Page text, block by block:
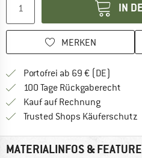
IN
MERKEN
Portofrei ab 69 € (DE)
100 Tage Rückgaberecht
Kauf auf RechnungFinde die
Trusted Shops Käuferschutz
MATERIALINFOS &